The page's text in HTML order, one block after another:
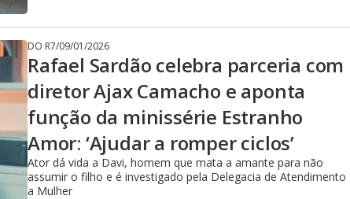
DO R7/09/01/2026
Rafael Sardão celebra parceria com
diretor Ajax Camacho e aponta
função da minissérie Estranho
Amor: ‘Ajudar a romper ciclos’
Ator dá vida a Davi, homem que mata a amante para não
assumir o filho e é investigado pela Delegacia de Atendimento
a Mulher